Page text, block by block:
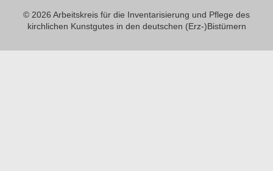
© 2026 Arbeitskreis für die Inventarisierung und Pflege des
kirchlichen Kunstgutes in den deutschen (Erz-)Bistümern